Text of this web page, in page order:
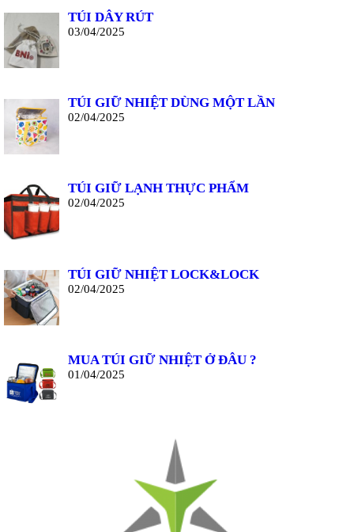
TÚI DÂY RÚT
03/04/2025
TÚI GIỮ NHIỆT DÙNG MỘT LẦN
02/04/2025
TÚI GIỮ LẠNH THỰC PHẨM
02/04/2025
TÚI GIỮ NHIỆT LOCK&LOCK
02/04/2025
MUA TÚI GIỮ NHIỆT Ở ĐÂU ?
01/04/2025